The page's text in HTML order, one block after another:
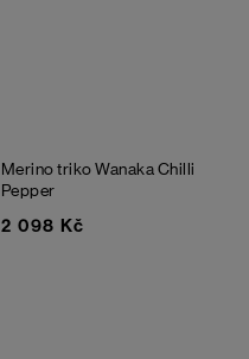
Merino triko WanakaChilli
Pepper
2 098 Kč